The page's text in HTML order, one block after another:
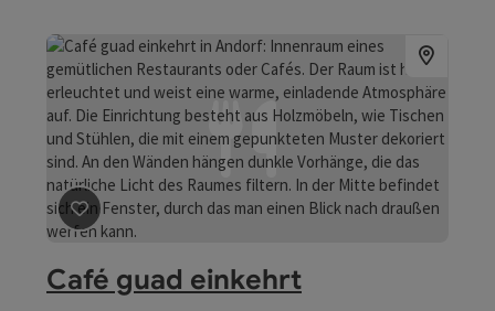
perfekt zum Entspannen, Genießen und Zusammensein.
Beitrag merken
Café guad einkehrt